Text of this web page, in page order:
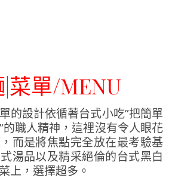
菜單/MENU
的設計依循著台式小吃”把簡單
的職人精神，這裡沒有令人眼花
而是將焦點完全放在最考驗基
湯品以及精采絕倫的台式黑白
上，選擇超多。